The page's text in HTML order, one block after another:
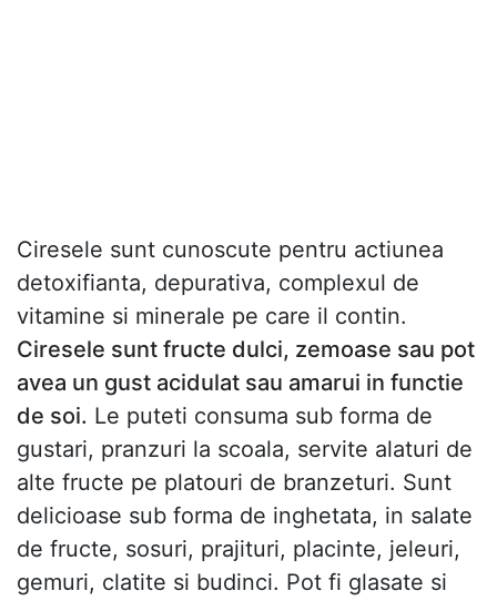
Ciresele sunt cunoscute pentru actiunea
detoxifianta, depurativa, complexul de
vitamine si minerale pe care il contin.
Ciresele sunt fructe dulci, zemoase sau pot
avea un gust acidulat sau amarui in functie
de soi. Le puteti consuma sub forma de
gustari, pranzuri la scoala, servite alaturi de
alte fructe pe platouri de branzeturi. Sunt
delicioase sub forma de inghetata, in salate
de fructe, sosuri, prajituri, placinte, jeleuri,
gemuri, clatite si budinci. Pot fi glasate si